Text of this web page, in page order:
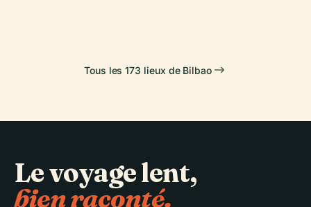
Tous les 173 lieux de Bilbao
Le voyage lent,
bien raconté.